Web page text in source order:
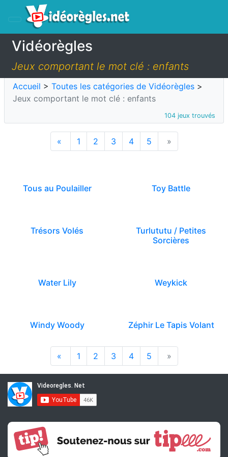
Vidéorègles
Jeux comportant le mot clé : enfants
Accueil > Toutes les catégories de Vidéorègles >
Jeux comportant le mot clé : enfants
104 jeux trouvés
« 1 2 3 4 5 »
Tous au Poulailler Toy Battle
Trésors Volés
Turlututu / Petites
Sorcières
Water Lily Weykick
Windy Woody Zéphir Le Tapis Volant
« 1 2 3 4 5 »